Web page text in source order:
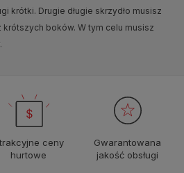
krótki. Drugie długie skrzydło musisz
boków. W tym celu musisz
ceny
hurtowe
Gwarantowana
jakość obsługi